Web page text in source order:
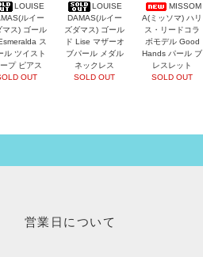
LOUISE
ルイー
マス) ゴール
ス
ル ツイスト
プ ピアス
OUT
LOUISE
DAMAS(ルイー
ズダマス) ゴール
ド Lise マザーオ
ブパール メダル
ネックレス
SOLD OUT
MISSOM
A(ミッソマ) ハリ
ス・リードコラ
ボモデル Good
Hands パール ブ
レスレット
SOLD OUT
営業日について